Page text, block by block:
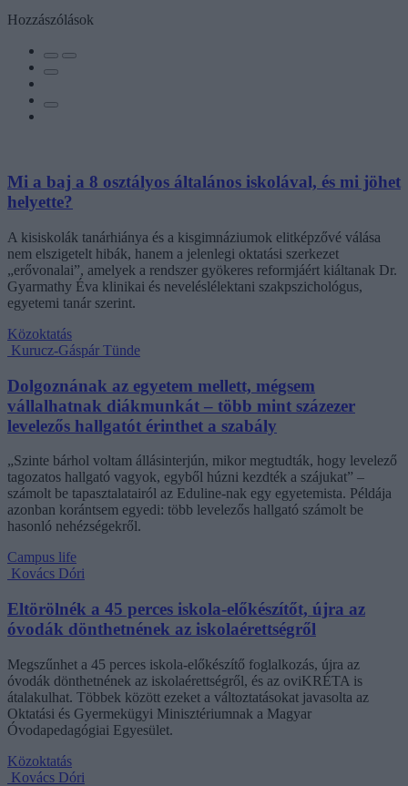
Hozzászólások
Mi a baj a 8 osztályos általános iskolával, és mi jöhet
helyette?
A kisiskolák tanárhiánya és a kisgimnáziumok elitképzővé válása
nem elszigetelt hibák, hanem a jelenlegi oktatási szerkezet
„erővonalai”, amelyek a rendszer gyökeres reformjáért kiáltanak Dr.
Gyarmathy Éva klinikai és neveléslélektani szakpszichológus,
egyetemi tanár szerint.
Közoktatás
Kurucz-Gáspár Tünde
Dolgoznának az egyetem mellett, mégsem
vállalhatnak diákmunkát – több mint százezer
levelezős hallgatót érinthet a szabály
„Szinte bárhol voltam állásinterjún, mikor megtudták, hogy levelező
tagozatos hallgató vagyok, egyből húzni kezdték a szájukat” –
számolt be tapasztalatairól az Eduline-nak egy egyetemista. Példája
azonban korántsem egyedi: több levelezős hallgató számolt be
hasonló nehézségekről.
Campus life
Kovács Dóri
Eltörölnék a 45 perces iskola-előkészítőt, újra az
óvodák dönthetnének az iskolaérettségről
Megszűnhet a 45 perces iskola-előkészítő foglalkozás, újra az
óvodák dönthetnének az iskolaérettségről, és az oviKRÉTA is
átalakulhat. Többek között ezeket a változtatásokat javasolta az
Oktatási és Gyermekügyi Minisztériumnak a Magyar
Óvodapedagógiai Egyesület.
Közoktatás
Kovács Dóri